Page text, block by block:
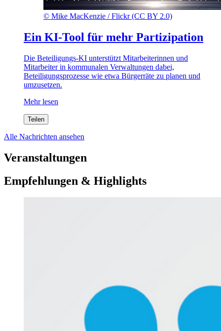
© Mike MacKenzie / Flickr (CC BY 2.0)
Ein KI-Tool für mehr Partizipation
Die Beteiligungs-KI unterstützt Mitarbeiterinnen und
Mitarbeiter in kommunalen Verwaltungen dabei,
Beteiligungsprozesse wie etwa Bürgerräte zu planen und
umzusetzen.
Mehr lesen
Teilen
Alle Nachrichten ansehen
Veranstaltungen
Empfehlungen & Highlights